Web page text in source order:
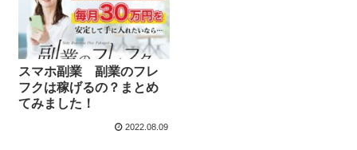
スマホ副業 副業のフレ
フクは稼げるの？まとめ
てみました！
2022.08.09